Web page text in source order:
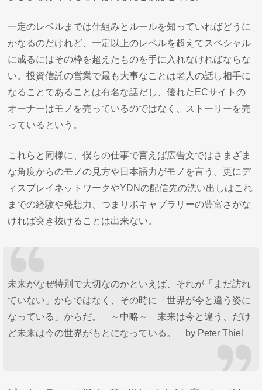
一定のレベルまでは仕組みとルールを知っていればどうに
かなるのだけれど、一定以上のレベルを超えてスペシャル
に成るにはその枠を超えたものを手に入れなければならな
い。投資信託の営業で最も大事なことは老人の話し相手に
なることであることは有名な話だし、優れたECサイトの
オーナーはモノを売っているのではなく、ストーリーを売
っているという。
これらと同様に、僕らの仕事で言えば広告文ではさまざま
な角度からのモノの見方や日本語力がモノを言う。更にデ
ィスプレイネットワークやYDNの配信先の洗い出しはこれ
までの経験や発想力、つまりボキャブラリーの豊富さがな
ければ突き抜けることは出来ない。
未来がなぜ特別で大切なのかといえば、それが「まだ訪れ
ていない」からではなく、その時に「世界が今と違う姿に
なっている」からだ。 ～中略～ 未来は今と違う、だけ
ど未来は今の世界がもとになっている。 by Peter Thiel